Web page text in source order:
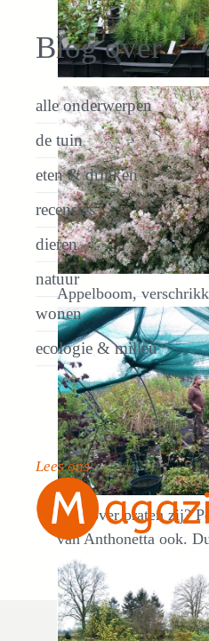
Appelboom,
Waarover praten zij?
van Anthonetta ook.
Blog over
alle onderwerpen
de tuin
eten & drinken
recensies
dieren
natuur
wonen
ecologie & milieu
Lees ons